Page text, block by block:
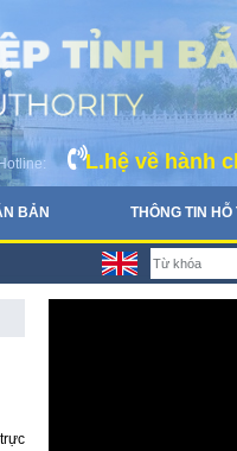
L.hệ về hành
BẢN THÔNG TIN HỖ